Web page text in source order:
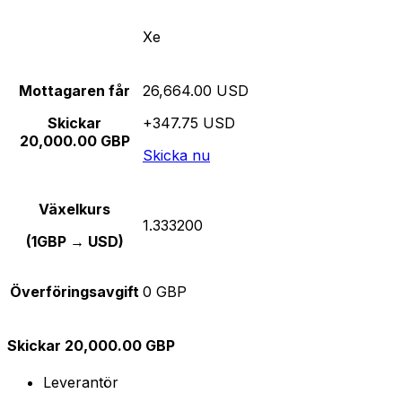
Xe
Mottagaren får
Skickar
20,000.00 GBP
26,664.00 USD
+347.75 USD
Skicka nu
Växelkurs
(1GBP → USD)
1.333200
Överföringsavgift 0 GBP
Skickar 20,000.00 GBP
Leverantör